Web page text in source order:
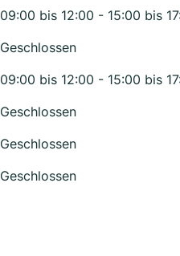
09:00 bis 12:00 - 15:00 bis
Geschlossen
09:00 bis 12:00 - 15:00 bis
Geschlossen
Geschlossen
Geschlossen